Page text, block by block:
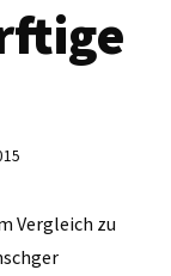
Vergleich zu